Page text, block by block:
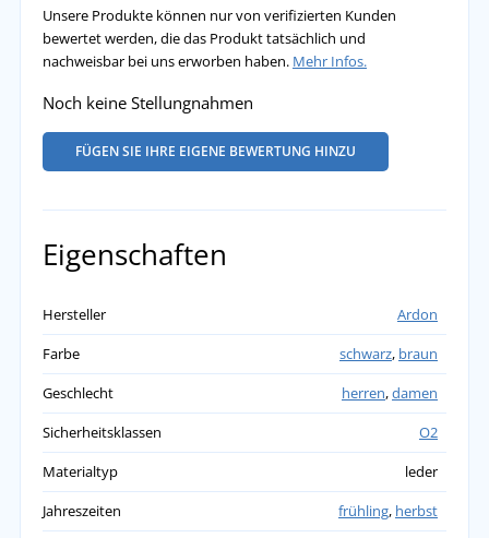
Unsere Produkte können nur von verifizierten Kunden
bewertet werden, die das Produkt tatsächlich und
nachweisbar bei uns erworben haben. Mehr Infos.
Noch keine Stellungnahmen
FÜGEN SIE IHRE EIGENE BEWERTUNG HINZU
Eigenschaften
Hersteller
Ardon
Farbe
schwarz, braun
Geschlecht
herren,damen
Sicherheitsklassen
O2
Materialtyp
leder
Jahreszeiten
frühling, herbst